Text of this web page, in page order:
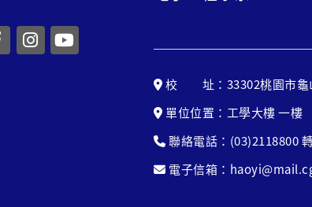
前往長庚大學facebook
前往長庚大學instagram
校 址：33302桃園市龜
單位位置：工學大樓 一樓
聯絡電話：(03)2118800
電子信箱：